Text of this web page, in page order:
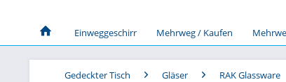
Einweggeschirr Mehrweg / Kaufen
Gedeckter Tisch Gläser RAK Glassware